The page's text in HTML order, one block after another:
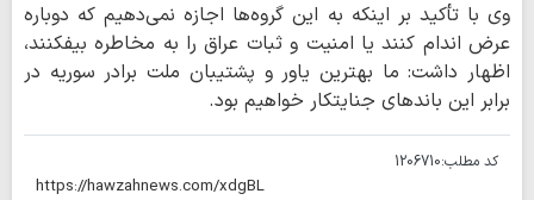
وی با تأکید بر اینکه به این گروه‌ها اجازه نمی‌دهیم که دوباره
عرض اندام کنند یا امنیت و ثبات عراق را به مخاطره بیفکنند،
اظهار داشت: ما بهترین یاور و پشتیبان ملت برادر سوریه در
برابر این باندهای جنایتکار خواهیم بود.
کد مطلب:1206710